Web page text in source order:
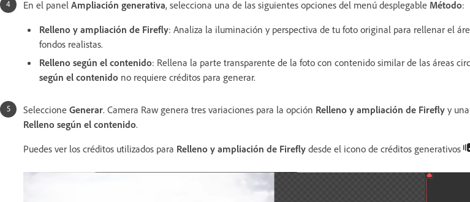
En el panel Ampliación generativa, selecciona una de las siguientes opciones del menú desplegable Método:
Relleno y ampliación de Firefly: Analiza la iluminación y perspectiva de tu foto original para rellenar el
fondos realistas.
Relleno según el contenido: Rellena la parte transparente de la foto con contenido similar de las áreas
según el contenido no requiere créditos para generar.
Seleccione Generar. Camera Raw genera tres variaciones para la opción Relleno y ampliación de Firefly y
Relleno según el contenido.
Puedes ver los créditos utilizados para Relleno y ampliación de Firefly desde el icono de créditos generativos